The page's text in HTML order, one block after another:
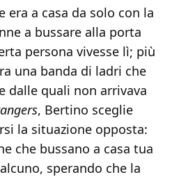
era a casa da solo con la
a bussare alla porta
persona vivesse lì; più
una banda di ladri che
dalle quali non arrivava
, Bertino sceglie
la situazione opposta:
che bussano a casa tua
sperando che la